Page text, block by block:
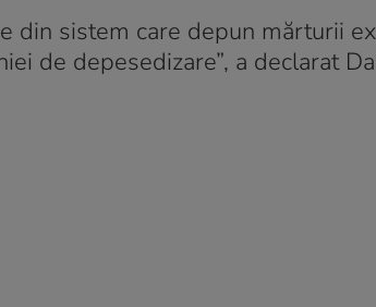
din sistem care depun mărturii
de depesedizare”, a declarat